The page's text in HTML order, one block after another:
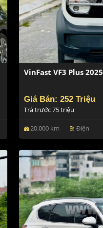
VinFast VF3 Plus 2025
Giá Bán: 252 Triệu
Trả trước 75 triệu
20.000 km ev_station Điện